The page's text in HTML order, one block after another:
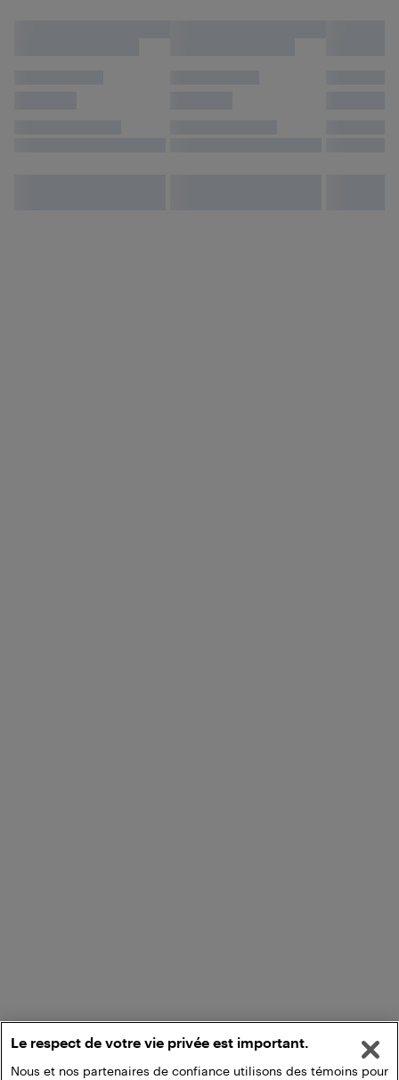
Le respect de votre vie privée est important.
Nous et nos partenaires de confiance utilisons des témoins pour